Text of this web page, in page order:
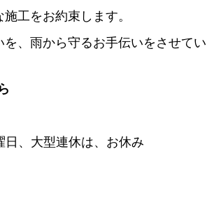
工をお約束します。
、雨から守るお手伝いをさせてい
、大型連休は、お休み